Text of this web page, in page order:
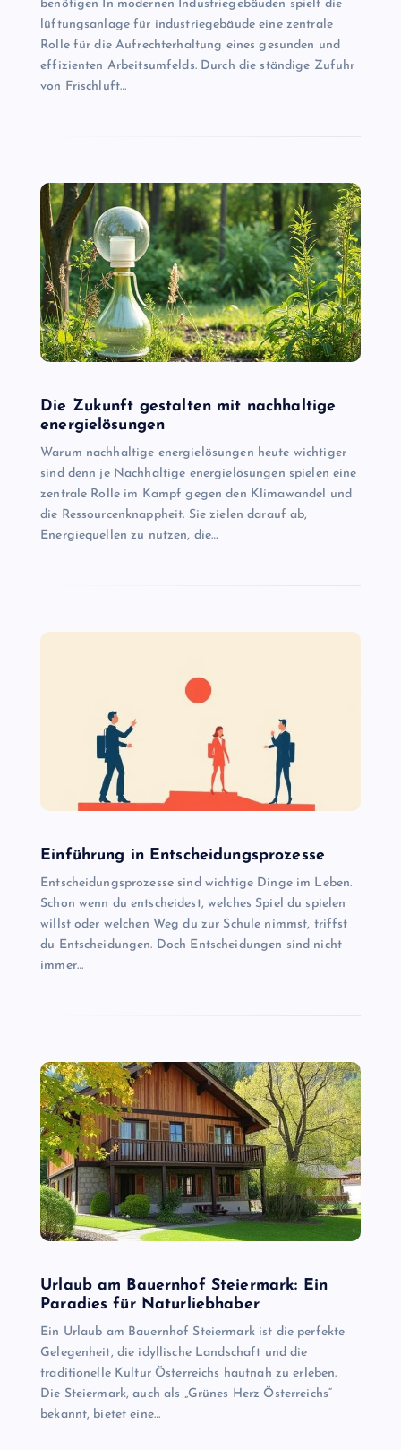
benötigen In modernen Industriegebäuden spielt die
lüftungsanlage für industriegebäude eine zentrale
Rolle für die Aufrechterhaltung eines gesunden und
effizienten Arbeitsumfelds. Durch die ständige Zufuhr
von Frischluft…
Die Zukunft gestalten mit nachhaltige
energielösungen
Warum nachhaltige energielösungen heute wichtiger
sind denn je Nachhaltige energielösungen spielen eine
zentrale Rolle im Kampf gegen den Klimawandel und
die Ressourcenknappheit. Sie zielen darauf ab,
Energiequellen zu nutzen, die…
Einführung in Entscheidungsprozesse
Entscheidungsprozesse sind wichtige Dinge im Leben.
Schon wenn du entscheidest, welches Spiel du spielen
willst oder welchen Weg du zur Schule nimmst, triffst
du Entscheidungen. Doch Entscheidungen sind nicht
immer…
Urlaub am Bauernhof Steiermark: Ein
Paradies für Naturliebhaber
Ein Urlaub am Bauernhof Steiermark ist die perfekte
Gelegenheit, die idyllische Landschaft und die
traditionelle Kultur Österreichs hautnah zu erleben.
Die Steiermark, auch als „Grünes Herz Österreichs“
bekannt, bietet eine…